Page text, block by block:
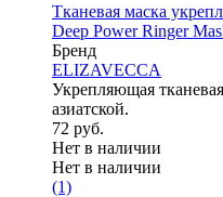
Тканевая маска
Deep Power Ringer
Бренд
ELIZAVECCA
Укрепляющая
азиатской.
72 руб.
Нет в наличии
Нет в наличии
(1)